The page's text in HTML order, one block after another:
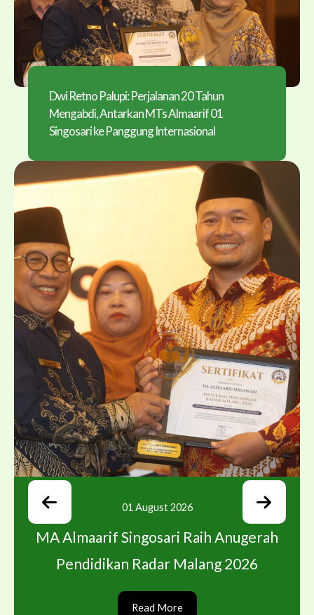
Dwi Retno Palupi: Perjalanan 20 Tahun
Mengabdi, Antarkan MTs Almaarif 01
Singosari ke Panggung Internasional
01 August 2026
MA Almaarif Singosari Raih Anugerah
Pendidikan Radar Malang 2026
Read More